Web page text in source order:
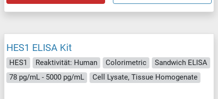
HES1 ELISA Kit
HES1 Reaktivität: Human Colorimetric
Sandwich ELISA
78 pg/mL - 5000 pg/mL
Cell Lysate, Tissue Homogenate